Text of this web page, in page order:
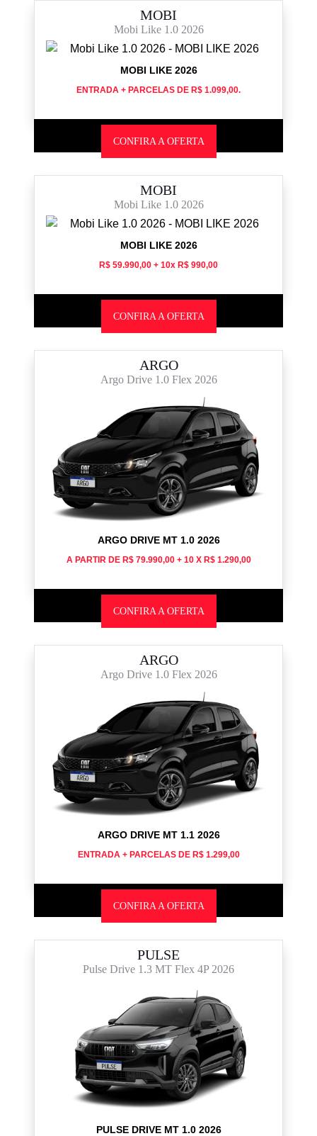
MOBI
Mobi Like 1.0 2026
MOBI LIKE 2026
ENTRADA + PARCELAS DE R$ 1.099,00.
CONFIRA A OFERTA
MOBI
Mobi Like 1.0 2026
MOBI LIKE 2026
R$ 59.990,00 + 10x R$ 990,00
CONFIRA A OFERTA
ARGO
Argo Drive 1.0 Flex 2026
ARGO DRIVE MT 1.0 2026
A PARTIR DE R$ 79.990,00 + 10 X R$ 1.290,00
CONFIRA A OFERTA
ARGO
Argo Drive 1.0 Flex 2026
ARGO DRIVE MT 1.1 2026
ENTRADA + PARCELAS DE R$ 1.299,00
CONFIRA A OFERTA
PULSE
Pulse Drive 1.3 MT Flex 4P 2026
PULSE DRIVE MT 1.0 2026